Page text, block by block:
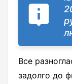
Все
задолго до